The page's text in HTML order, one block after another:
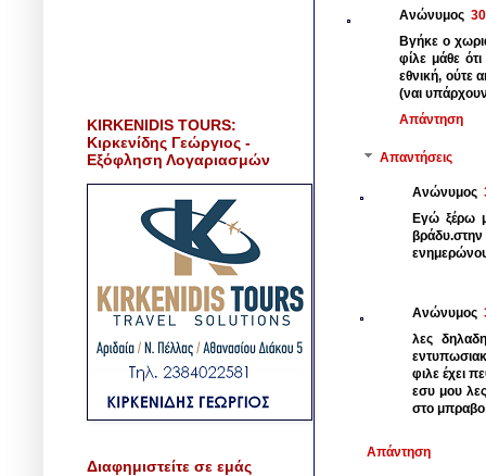
Ανώνυμος
Βγήκε ο
φίλε μάθε
εθνική, ούτε
(ναι
Απάντηση
Απαντήσεις
Ανώνυμος
Εγώ ξέρω
βράδυ.στην
Ανώνυμος
λες
φιλε έχει
εσυ μου
στο μπραβο
Απάντηση
KIRKENIDIS TOURS:
Κιρκενίδης Γεώργιος -
Εξόφληση Λογαριασμών
Διαφημιστείτε σε εμάς